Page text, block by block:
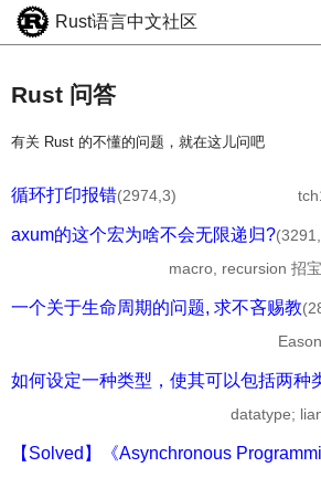
Rust语言中文社区
Rust 问答
有关 Rust 的不懂的问题，就在这儿问吧
循环打印报错(2974,3)
axum的这个宏为啥不会无限递归?
macro, recursion 招
一个关于生命周期的问题, 求不吝赐教
如何设定一种类型，使其可以包括两种
datatype;
【Solved】《Asynchronous